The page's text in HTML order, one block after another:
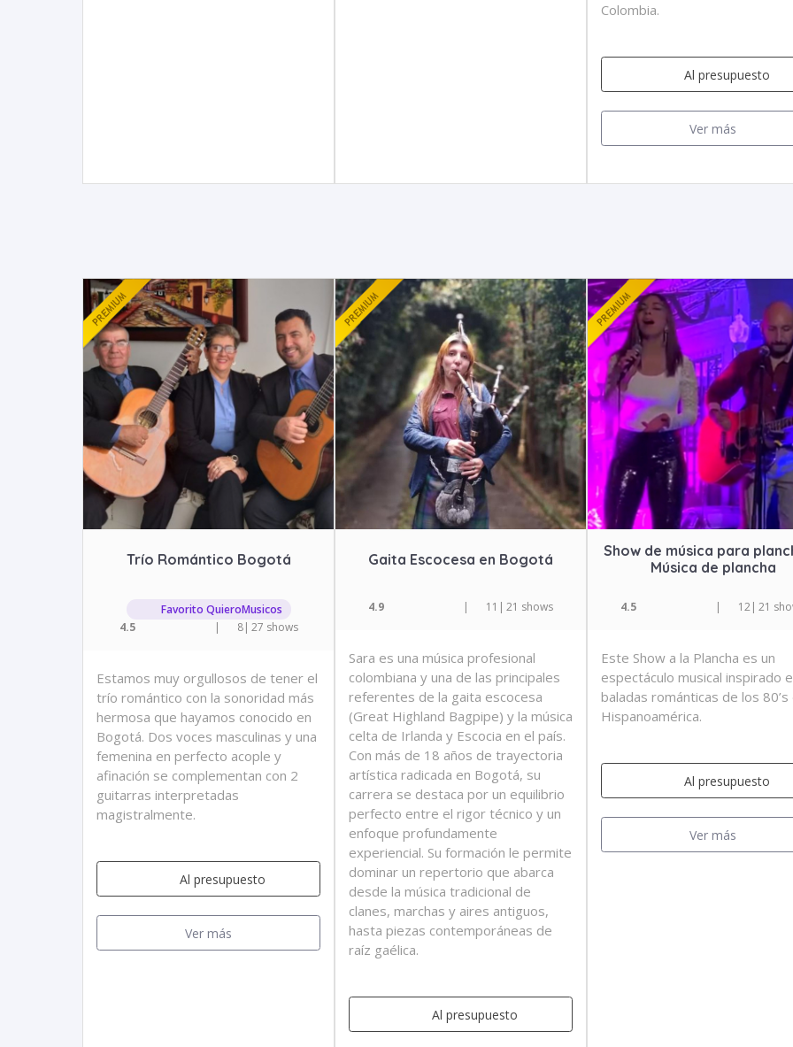
Colombia.
Al presupuesto
Ver más
Trío Romántico Bogotá
Favorito QuieroMusicos
4.5
| 8| 27 shows
Estamos muy orgullosos de tener el
trío romántico con la sonoridad más
hermosa que hayamos conocido en
Bogotá. Dos voces masculinas y una
femenina en perfecto acople y
afinación se complementan con 2
guitarras interpretadas
magistralmente.
Al presupuesto
Ver más
Gaita Escocesa en Bogotá
4.9 | 11 | 21 shows
Sara es una música profesional
colombiana y una de las principales
referentes de la gaita escocesa
(Great Highland Bagpipe) y la música
celta de Irlanda y Escocia en el país.
Con más de 18 años de trayectoria
artística radicada en Bogotá, su
carrera se destaca por un equilibrio
perfecto entre el rigor técnico y un
enfoque profundamente
experiencial. Su formación le permite
dominar un repertorio que abarca
desde la música tradicional de
clanes, marchas y aires antiguos,
hasta piezas contemporáneas de
raíz gaélica.
Al presupuesto
Show de música para
Música de plancha
4.5 | 12| 21
Este Show a la Plancha es un
espectáculo musical inspirado
baladas románticas de los 80’s
Hispanoamérica.
Al presupuesto
Ver más